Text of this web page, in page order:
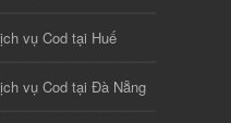
vụ Cod tại Huế
vụ Cod tại Đà Nẵng